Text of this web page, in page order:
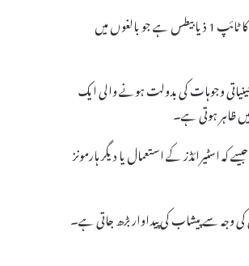
یہ ایک خاص قسم کا ٹائپ 1 ذیابیطس ہے جو بالغوں میں
وجوہات کی بدولت ہونے والی ایک
ظاہر ہوتی ہے۔
اسٹیرائڈز کے استعمال یا دیگر ہارمونز
وجہ سے پیشاب کی پیداوار بڑھ جاتی ہے۔